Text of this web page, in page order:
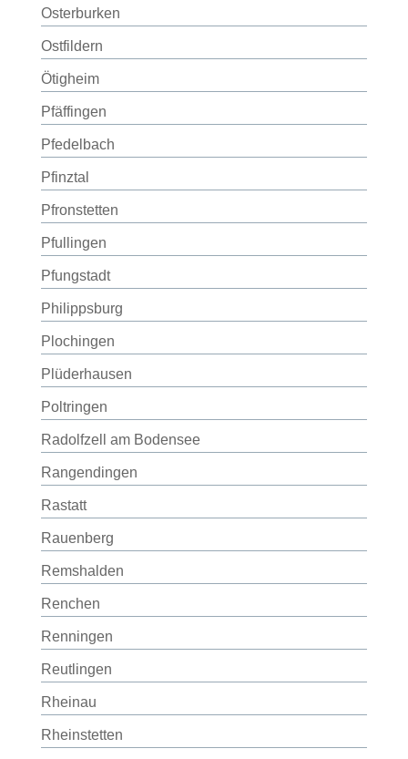
Osterburken
Ostfildern
Ötigheim
Pfäffingen
Pfedelbach
Pfinztal
Pfronstetten
Pfullingen
Pfungstadt
Philippsburg
Plochingen
Plüderhausen
Poltringen
Radolfzell am Bodensee
Rangendingen
Rastatt
Rauenberg
Remshalden
Renchen
Renningen
Reutlingen
Rheinau
Rheinstetten